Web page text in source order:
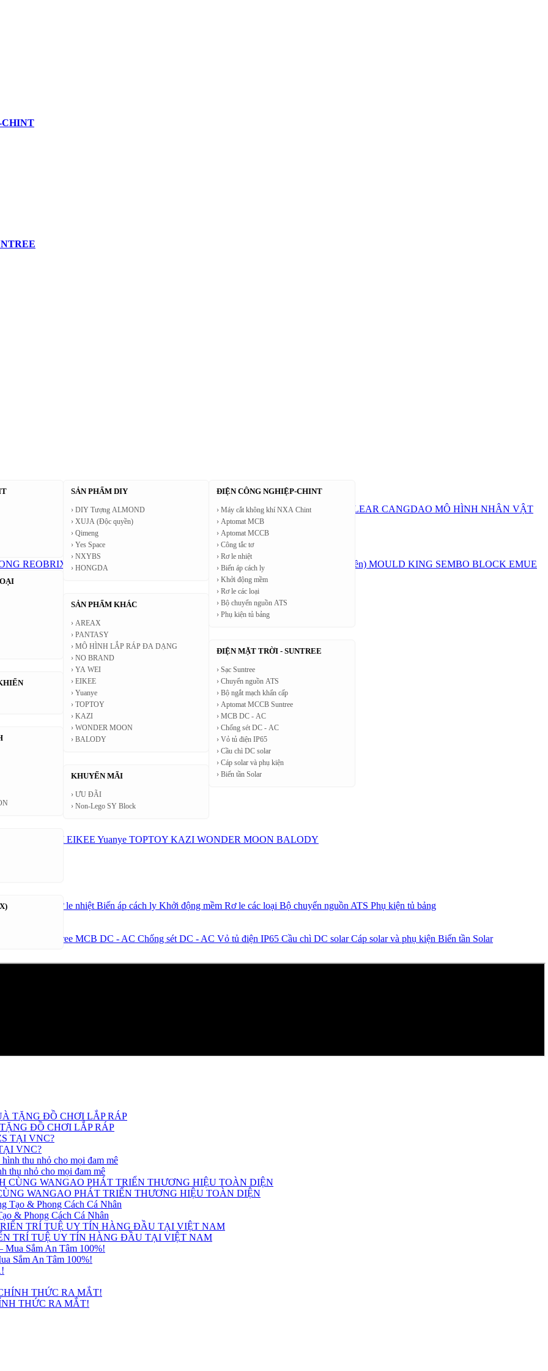
CHINT
SẢN PHẨM DIY
› DIY Tượng ALMOND
› XUJA (Độc quyền)
› Qimeng
› Yes Space
› NXYBS
› HONGDA
SẢN PHẨM KHÁC
› AREAX
› PANTASY
› MÔ HÌNH LẮP RÁP ĐA DẠNG
› NO BRAND
› YA WEI
› EIKEE
› Yuanye
› TOPTOY
› KAZI
› WONDER MOON
› BALODY
KHUYẾN MÃI
› ƯU ĐÃI
› Non-Lego SY Block
ĐIỆN CÔNG NGHIỆP-CHINT
› Máy cắt không khí NXA Chint
› Aptomat MCB
› Aptomat MCCB
› Công tắc tơ
› Rơ le nhiệt
› Biến áp cách ly
› Khởi động mềm
› Rơ le các loại
› Bộ chuyển nguồn ATS
› Phụ kiện tủ bảng
ĐIỆN MẶT TRỜI - SUNTREE
› Sạc Suntree
› Chuyển nguồn ATS
› Bộ ngắt mạch khẩn cấp
› Aptomat MCCB Suntree
› MCB DC - AC
› Chống sét DC - AC
› Vỏ tủ điện IP65
› Cầu chì DC solar
› Cáp solar và phụ kiện
› Biến tần Solar
KINETIC MODELSMÔ HÌNH XE KIM LOẠI CAO CẤPBAIWEI MOTOR NUCLEAR CANGDAO MÔ HÌNH NHÂN VẬT
REOBRIX iM.Master MOYU WANGAO BLOCK (Độc quyền) MOULD KING SEMBO BLOCK EMUE
ANIMATION
NXYBS
HONGDA
YA WEI EIKEE Yuanye TOPTOY KAZI WONDER MOON BALODY
Công tắc tơ Rơ le nhiệt Biến áp cách ly Khởi động mềm Rơ le các loại Bộ chuyển nguồn ATS Phụ kiện tủ bảng
MCCB Suntree MCB DC - AC Chống sét DC - AC Vỏ tủ điện IP65 Cầu chì DC solarCáp solar và phụ kiện Biến tần Solar
ĐỒ CHƠI LẮP RÁP
VNC?
thu nhỏ cho mọi đam mê
WANGAO PHÁT TRIỂN THƯƠNG HIỆU TOÀN DIỆN
& Phong Cách Cá Nhân
TRÍ TUỆ UY TÍN HÀNG ĐẦU TẠI VIỆT NAM
Sắm An Tâm 100%!
THỨC RA MẮT!